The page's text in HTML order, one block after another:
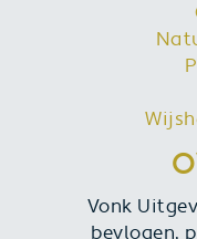
Vonk
bevlogen,